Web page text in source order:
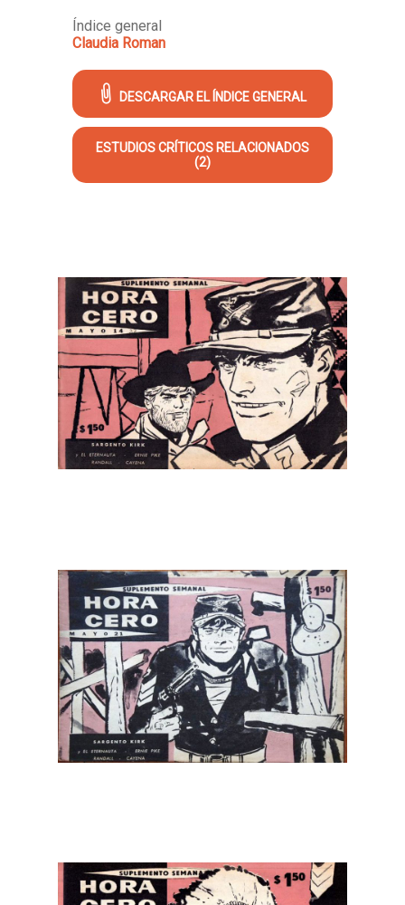
Índice general
Claudia Roman
DESCARGAR EL ÍNDICE GENERAL
ESTUDIOS CRÍTICOS RELACIONADOS
(2)